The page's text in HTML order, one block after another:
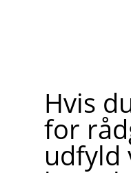
Hvis
for
udfyld